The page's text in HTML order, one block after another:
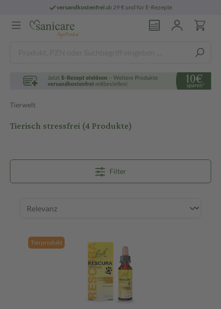
versandkostenfreiab 29 € und für E-Rezepte
Tierwelt
Tierisch stressfrei(4 Produkte)
Filter
Tierprodukt